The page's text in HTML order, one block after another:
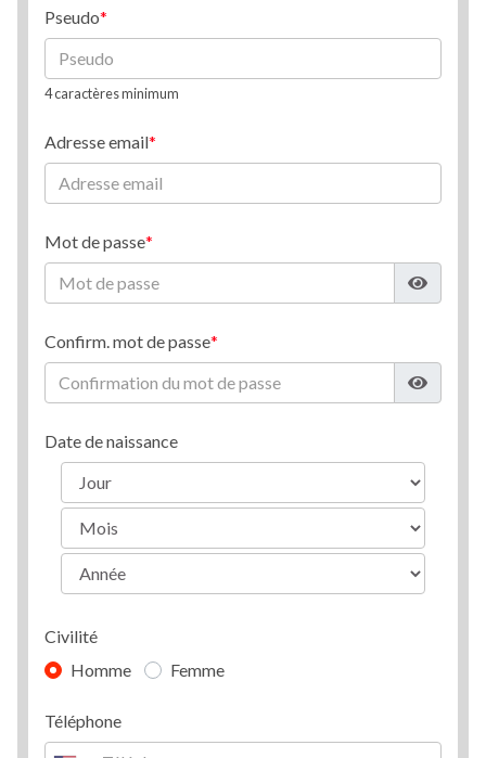
Pseudo
4 caractères minimum
Adresse email
Mot de passe
Confirm. mot de passe
Date de naissance
Civilité
Homme
Femme
Téléphone